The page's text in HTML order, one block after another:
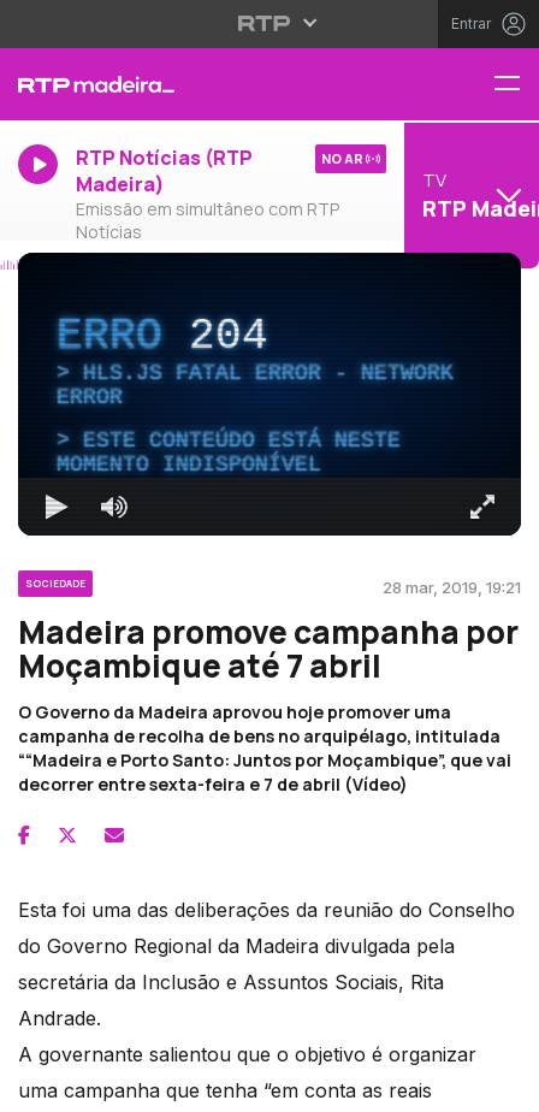
Entrar
RTP Notícias (RTP
Madeira)
Emissão em simultâneo com RTP
Notícias
NO AR
TV
RTP
ERRO204
HLS.JS FATAL ERROR - NETWORK
ERROR
ESTE CONTEÚDO ESTÁ NESTE
MOMENTO INDISPONÍVEL
SOCIEDADE 28 mar, 2019, 19:21
Madeira promove campanha por
Moçambique até 7 abril
O Governo da Madeira aprovou hoje promover uma
campanha de recolha de bens no arquipélago, intitulada
““Madeira e Porto Santo: Juntos por Moçambique”, que vai
decorrer entre sexta-feira e 7 de abril (Vídeo)
Esta foi uma das deliberações da reunião do Conselho
do Governo Regional da Madeira divulgada pela
secretária da Inclusão e Assuntos Sociais, Rita
Andrade.
A governante salientou que o objetivo é organizar
uma campanha que tenha “em conta as reais